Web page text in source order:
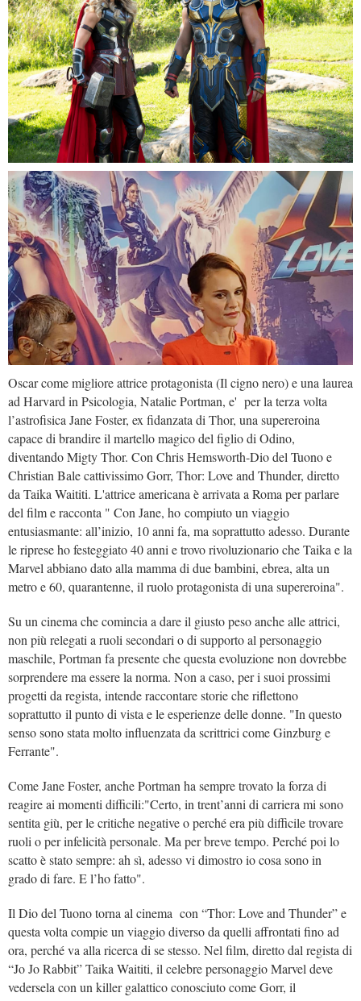
Oscar come migliore attrice protagonista (Il cigno nero) e una laurea
ad Harvard in Psicologia, Natalie Portman, e' per la terza volta
l’astrofisica Jane Foster, ex fidanzata di Thor, una supereroina
capace di brandire il martello magico del figlio di Odino,
diventando Migty Thor. Con Chris Hemsworth-Dio del Tuono e
Christian Bale cattivissimo Gorr, Thor: Love and Thunder, diretto
da Taika Waititi. L'attrice americana è arrivata a Roma per parlare
del film e racconta " Con Jane, ho compiuto un viaggio
entusiasmante: all’inizio, 10 anni fa, ma soprattutto adesso. Durante
le riprese ho festeggiato 40 anni e trovo rivoluzionario che Taika e la
Marvel abbiano dato alla mamma di due bambini, ebrea, alta un
metro e 60, quarantenne, il ruolo protagonista di una supereroina".
Su un cinema che comincia a dare il giusto peso anche alle attrici,
non più relegati a ruoli secondari o di supporto al personaggio
maschile, Portman fa presente che questa evoluzione non dovrebbe
sorprendere ma essere la norma. Non a caso, per i suoi prossimi
progetti da regista, intende raccontare storie che riflettono
soprattutto il punto di vista e le esperienze delle donne. "In questo
senso sono stata molto influenzata da scrittrici come Ginzburg e
Ferrante".
Come Jane Foster, anche Portman ha sempre trovato la forza di
reagire ai momenti difficili:"Certo, in trent’anni di carriera mi sono
sentita giù, per le critiche negative o perché era più difficile trovare
ruoli o per infelicità personale. Ma per breve tempo. Perché poi lo
scatto è stato sempre: ah sì, adesso vi dimostro io cosa sono in
grado di fare. E l’ho fatto".
Il Dio del Tuono torna al cinema con “Thor: Love and Thunder” e
questa volta compie un viaggio diverso da quelli affrontati fino ad
ora, perché va alla ricerca di se stesso. Nel film, diretto dal regista di
“Jo Jo Rabbit” Taika Waititi, il celebre personaggio Marvel deve
vedersela con un killer galattico conosciuto come Gorr, il